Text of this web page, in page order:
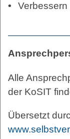
Alle
der KoSIT
Übersetzt